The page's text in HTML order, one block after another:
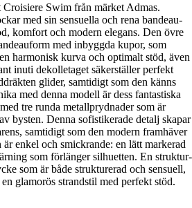
Croisiere Swim från märket Admas.
med sin sensuella och rena bandeau-
komfort och modern elegans. Den övre
med inbyggda kupor, som
harmonisk kurva och optimalt stöd, även
inuti dekolletaget säkerställer perfekt
glider, samtidigt som den känns
med denna modell är dess fantastiska
tre runda metallprydnader som är
bysten. Denna sofistikerade detalj skapar
samtidigt som den modern framhäver
enkel och smickrande: en lätt markerad
som förlänger silhuetten. En struktur-
som är både strukturerad och sensuell,
glamorös strandstil med perfekt stöd.